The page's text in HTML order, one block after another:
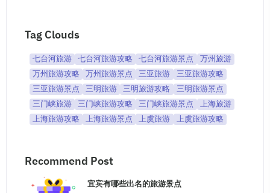
Tag Clouds
七台河旅游 七台河旅游攻略 七台河旅游景点
万州旅游
万州旅游攻略
万州旅游景点 三亚旅游
三亚旅游攻略
三亚旅游景点
三明旅游 三明旅游攻略
三明旅游景点
三门峡旅游
三门峡旅游攻略 三门峡旅游景点
上海旅游
上海旅游攻略
上海旅游景点 上虞旅游 上虞旅游攻略
Recommend Post
宜宾有哪些出名的旅游景点